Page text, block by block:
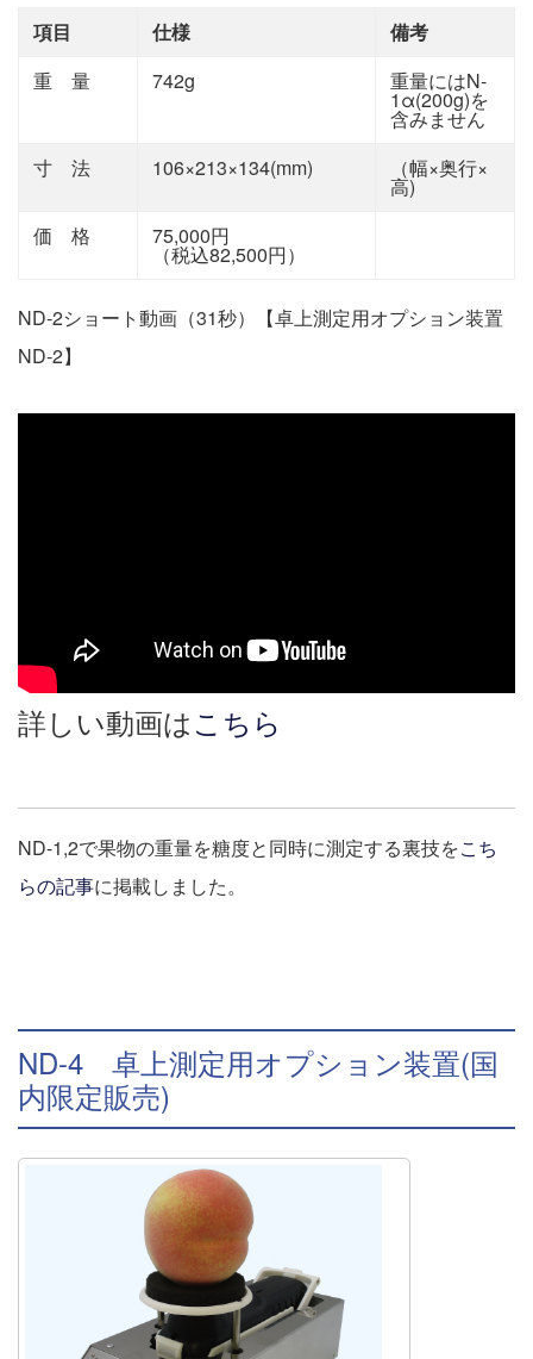
項目 仕様
備考
重 量
742g 重量にはN-
1α(200g)を
含みません
寸 法
106×213×134(mm) （幅×奥行×
高)
価 格
75,000円
（税込82,500円）
ND-2ショート動画（31秒）【卓上測定用オプション装置
ND-2】
詳しい動画はこちら
ND-1,2で果物の重量を糖度と同時に測定する裏技をこち
らの記事に掲載しました。
ND-4 卓上測定用オプション装置(国
内限定販売)